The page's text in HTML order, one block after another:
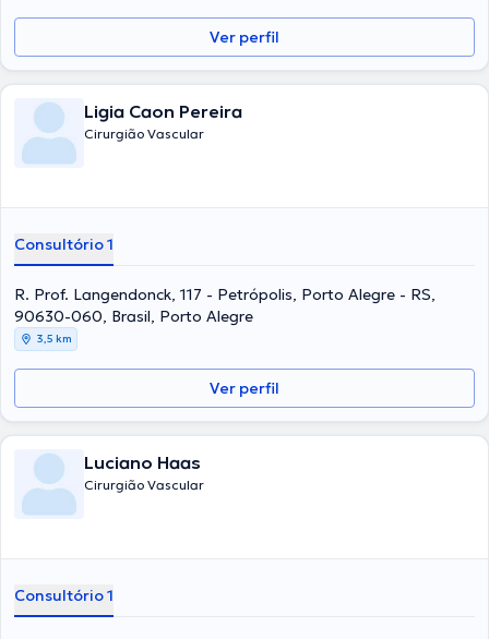
Ver perfil
Ligia Caon Pereira
Cirurgião Vascular
Consultório 1
R. Prof. Langendonck, 117 - Petrópolis, Porto Alegre - RS,
90630-060, Brasil, Porto Alegre
3,5 km
Ver perfil
Luciano Haas
Cirurgião Vascular
Consultório 1